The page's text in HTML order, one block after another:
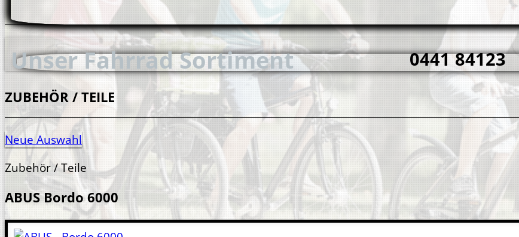
0441 84123
Unser Fahrrad Sortiment
ZUBEHÖR / TEILE
Neue Auswahl
Zubehör / Teile
ABUSBordo 6000